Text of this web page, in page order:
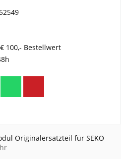
100,- Bestellwert
Originalersatzteil für SEKO